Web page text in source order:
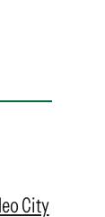
City